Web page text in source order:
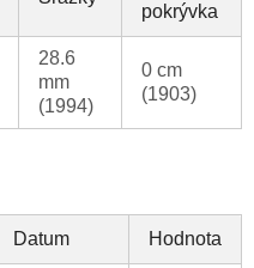
pokrývka
28.6
mm
(1994)
0 cm
(1903)
Datum Hodnota